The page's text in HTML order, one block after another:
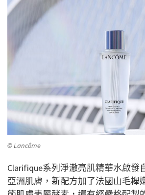
© Lancôme
Clarifique系列淨澈亮肌精華水啟發
亞洲肌膚，新配方加了法國山毛櫸